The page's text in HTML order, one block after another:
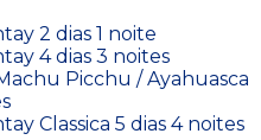
2 dias 1 noite
4 dias 3 noites
Picchu / Ayahuasca
Classica 5 dias 4 noites